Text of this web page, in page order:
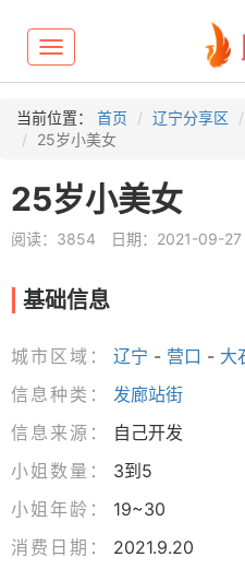
Toggle
navigation
当前位置： 首页 辽宁分享区
25岁小美女
25岁小美女
阅读：3854 日期：2021-09-27
基础信息
城市区域： 辽宁 - 营口 - 大
信息种类：
发廊站街
信息来源：
自己开发
小姐数量：
3到5
小姐年龄：
19~30
消费日期：
2021.9.20